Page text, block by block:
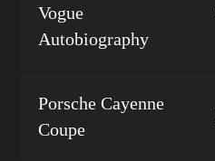
Vogue
Autobiography
Porsche Cayenne
Coupe